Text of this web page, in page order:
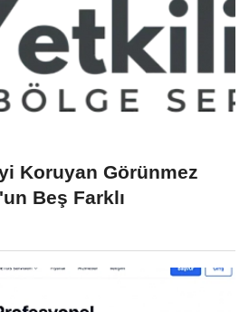
Koruyan Görünmez
Beş Farklı